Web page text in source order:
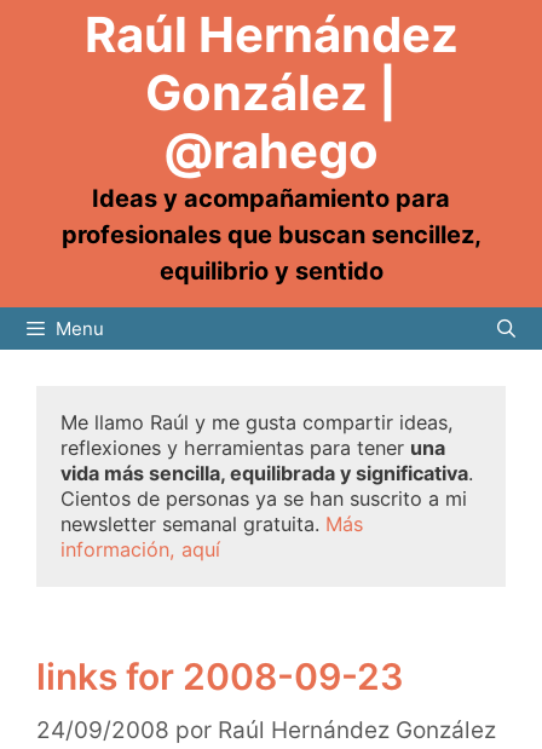
Raúl Hernández
González |
@rahego
Ideas y acompañamiento para
profesionales que buscan sencillez,
equilibrio y sentido
Menu
Me llamo Raúl y me gusta compartir ideas,
reflexiones y herramientas para tener una
vida más sencilla, equilibrada y significativa.
Cientos de personas ya se han suscrito a mi
newsletter semanal gratuita. Más
información, aquí
links for 2008-09-23
24/09/2008 por Raúl Hernández González